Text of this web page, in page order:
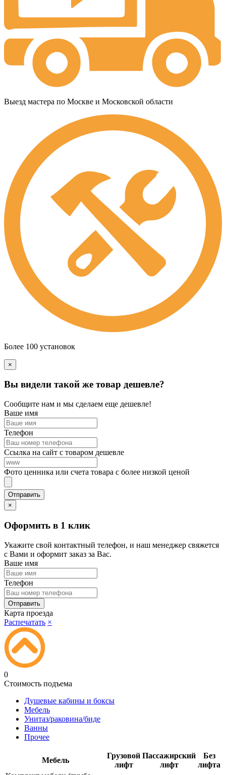
Выезд мастера по Москве и Московской области
Более 100 установок
×
Вы видели такой же товар дешевле?
Сообщите нам и мы сделаем еще дешевле!
Ваше имя
Телефон
Ссылка на сайт с товаром дешевле
Фото ценника или счета товара с более низкой ценой
×
Оформить в 1 клик
Укажите свой контактный телефон, и наш менеджер свяжется
с Вами и оформит заказ за Вас.
Ваше имя
Телефон
Карта проезда
Распечатать ×
0
Стоимость подъема
Душевые кабины и боксы
Мебель
Унитаз/раковина/биде
Ванны
Прочее
Мебель
Грузовой
лифт
Пассажирский
лифт
Без
лифта